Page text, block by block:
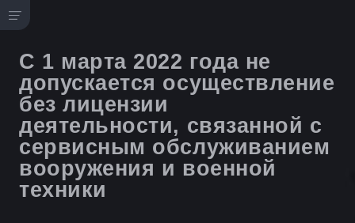
С 1 марта 2022 года не
допускается осуществление
без лицензии
деятельности, связанной с
сервисным обслуживанием
вооружения и военной
техники